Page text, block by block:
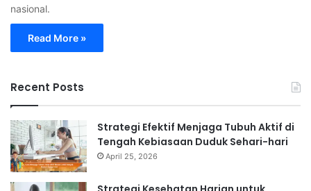
nasional.
Read More »
Recent Posts
Strategi Efektif Menjaga Tubuh Aktif di
Tengah Kebiasaan Duduk Sehari-hari
April 25, 2026